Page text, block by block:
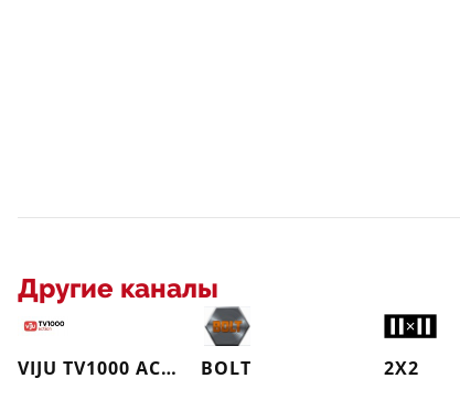
Другие каналы
VIJU TV1000 ACTION BOLT 2X2